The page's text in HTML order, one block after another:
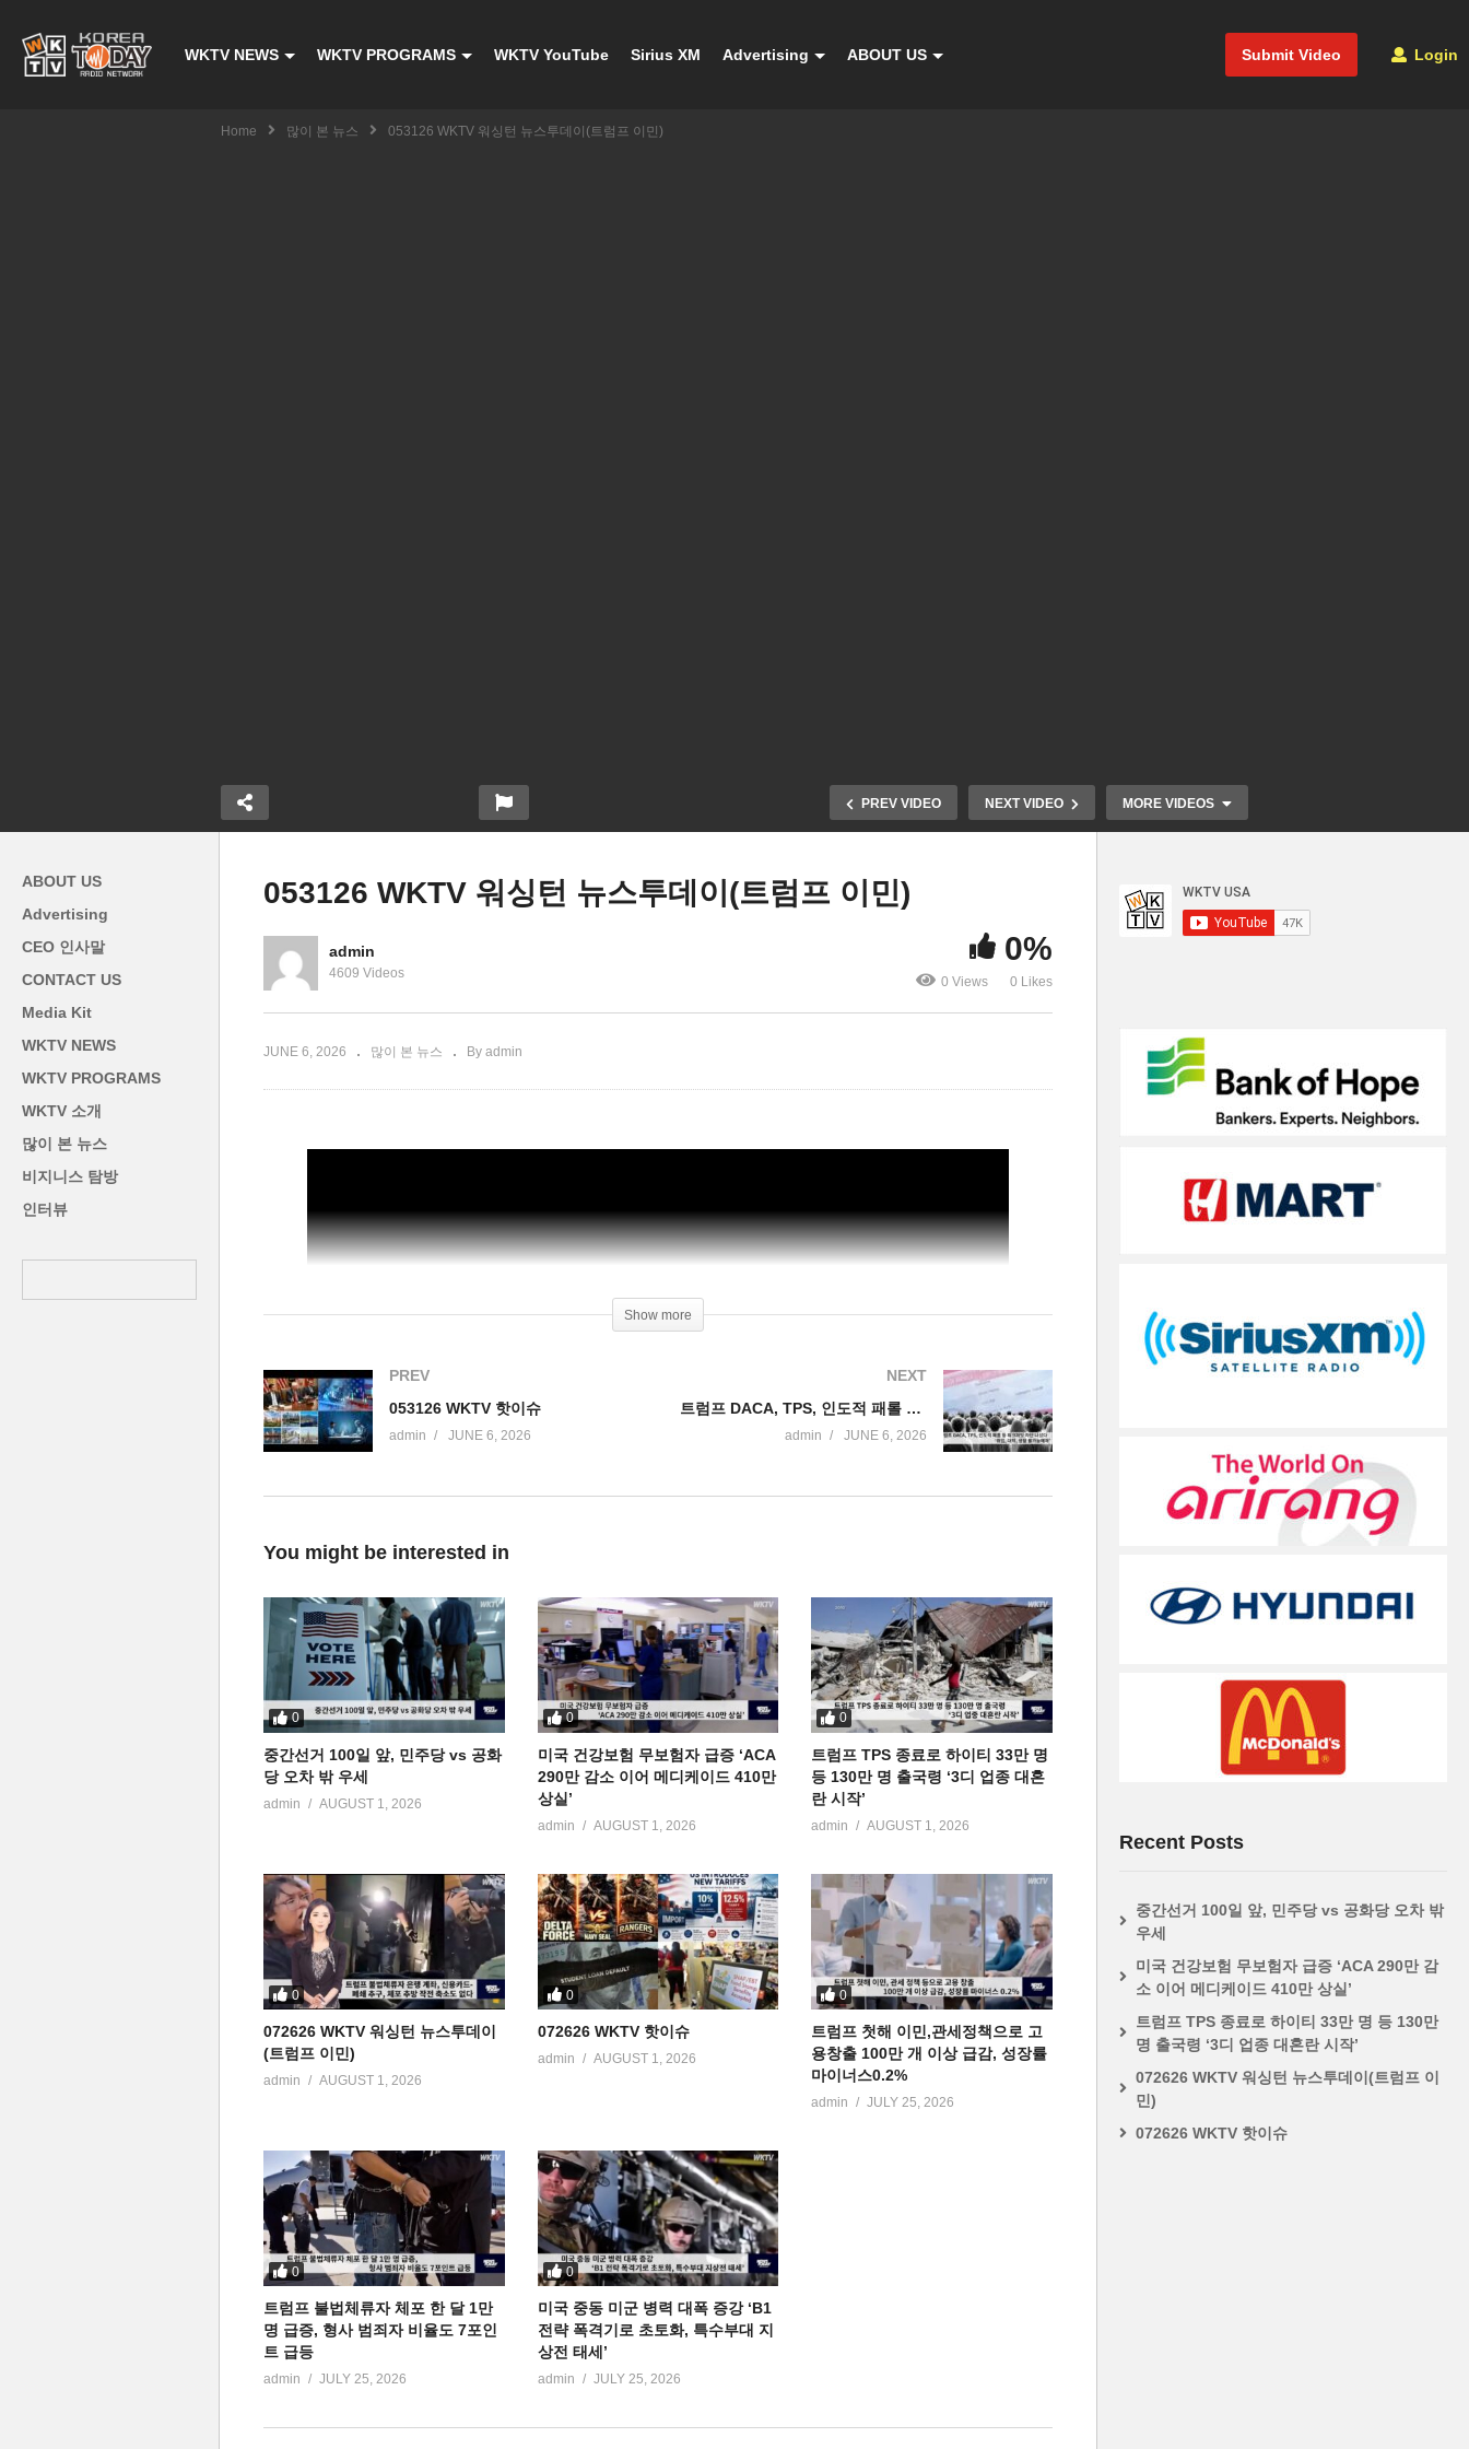
Submit Video Login
WKTV NEWS WKTV PROGRAMS WKTV YouTube Sirius XM Advertising ABOUT US
Home 많이 본 뉴스 053126 WKTV 워싱턴 뉴스투데이(트럼프 이민)
PREV VIDEO NEXT VIDEO MORE VIDEOS
거브 개설
미국 이란 종전안 사실상 타결
유가 급락세는 이미 시작
ABOUT US
Advertising
CEO 인사말
CONTACT US
Media Kit
WKTV NEWS
WKTV PROGRAMS
WKTV 소개
많이 본 뉴스
비지니스 탐방
인터뷰
053126 WKTV 워싱턴 뉴스투데이(트럼프 이민)
admin
4609 Videos
0%
0 Views 0 Likes
JUNE 6, 2026 많이 본 뉴스 By admin
Show more
PREV
053126 WKTV 핫이슈
admin JUNE 6, 2026
NEXT
트럼프 DACA, TPS, 인도적 패롤 등 워크퍼밋 차단 나섰다 ‘취업, 대학, 생활 불가능해져’
admin JUNE 6, 2026
You might be interested in
0
중간선거 100일 앞, 민주당 vs 공화
당 오차 밖 우세
admin AUGUST 1, 2026
0
미국 건강보험 무보험자 급증 ‘ACA
290만 감소 이어 메디케이드 410만
상실’
admin AUGUST 1, 2026
0
트럼프 TPS 종료로 하이티 33만 명
등 130만 명 출국령 ‘3디 업종 대혼
란 시작’
admin AUGUST 1, 2026
0
072626 WKTV 워싱턴 뉴스투데이
(트럼프 이민)
admin AUGUST 1, 2026
0
072626 WKTV 핫이슈
admin AUGUST 1, 2026
0
트럼프 첫해 이민,관세정책으로 고
용창출 100만 개 이상 급감, 성장률
마이너스0.2%
admin JULY 25, 2026
0
트럼프 불법체류자 체포 한 달 1만
명 급증, 형사 범죄자 비율도 7포인
트 급등
admin JULY 25, 2026
0
미국 중동 미군 병력 대폭 증강 ‘B1
전략 폭격기로 초토화, 특수부대 지
상전 태세’
admin JULY 25, 2026
Recent Posts
중간선거 100일 앞, 민주당 vs 공화당 오차 밖
우세
미국 건강보험 무보험자 급증 ‘ACA 290만 감
소 이어 메디케이드 410만 상실’
트럼프 TPS 종료로 하이티 33만 명 등 130만
명 출국령 ‘3디 업종 대혼란 시작’
072626 WKTV 워싱턴 뉴스투데이(트럼프 이
민)
072626 WKTV 핫이슈